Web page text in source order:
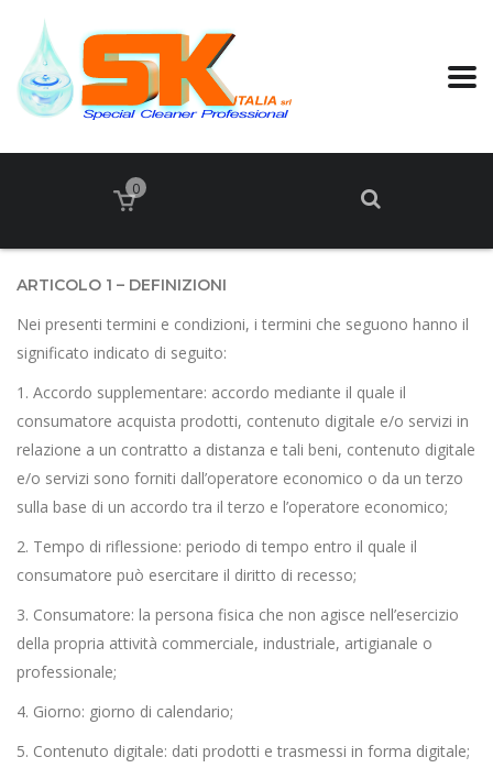
0
ARTICOLO 1 – DEFINIZIONI
Nei presenti termini e condizioni, i termini che seguono hanno il
significato indicato di seguito:
1. Accordo supplementare: accordo mediante il quale il
consumatore acquista prodotti, contenuto digitale e/o servizi in
relazione a un contratto a distanza e tali beni, contenuto digitale
e/o servizi sono forniti dall’operatore economico o da un terzo
sulla base di un accordo tra il terzo e l’operatore economico;
2. Tempo di riflessione: periodo di tempo entro il quale il
consumatore può esercitare il diritto di recesso;
3. Consumatore: la persona fisica che non agisce nell’esercizio
della propria attività commerciale, industriale, artigianale o
professionale;
4. Giorno: giorno di calendario;
5. Contenuto digitale: dati prodotti e trasmessi in forma digitale;